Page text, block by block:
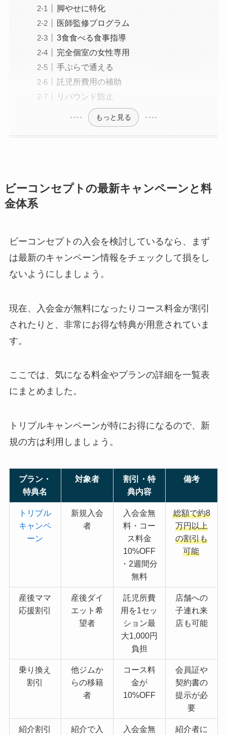
脚やせに特化
医師監修プログラム
3食食べる食事指導
完全個室の女性専用
手ぶらで通える
託児所費用の補助
リバウンド防止
もっと見る
ビーコンセプトの最新キャンペーンと料
金体系
ビーコンセプトの入会を検討しているなら、まず
は最新のキャンペーン情報をチェックして損をし
ないようにしましょう。
現在、入会金が無料になったりコース料金が割引
されたりと、非常にお得な特典が用意されていま
す。
ここでは、気になる料金やプランの詳細を一覧表
にまとめました。
トリプルキャンペーンが特にお得になるので、新
規の方は利用しましょう。
プラン・
特典名
対象者
割引・特
典内容
備考
トリプル
キャンペ
ーン
新規入会
者
入会金無
料・コー
ス料金
10%OFF
・2週間分
無料
総額で約8
万円以上
の割引も
可能
産後ママ
応援割引
産後ダイ
エット希
望者
託児所費
用を1セッ
ション最
大1,000円
負担
店舗への
子連れ来
店も可能
乗り換え
割引
他ジムか
らの移籍
者
コース料
金が
10%OFF
会員証や
契約書の
提示が必
要
紹介割引 紹介で入 入会金無 紹介者に